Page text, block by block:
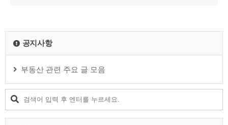
공지사항
부동산 관련 주요 글 모음